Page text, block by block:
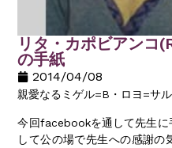
リタ・カポビアン
の手紙
2014/04/08
親愛なるミゲル=B・ロヨ=サ
今回facebookを通して先生に
して公の場で先生への感謝の